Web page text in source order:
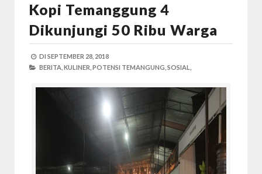
Kopi Temanggung 4
Dikunjungi 50 Ribu Warga
DI SEPTEMBER 28, 2018
BERITA, KULINER, POTENSI TEMANGUNG, SOSIAL,